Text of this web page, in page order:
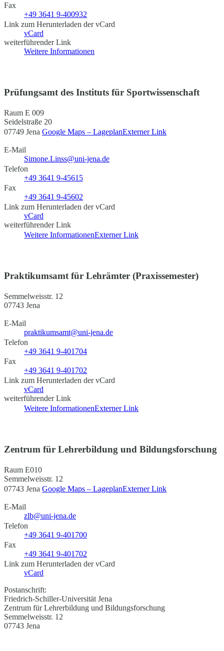
Fax
+49 3641 9-400932
Link zum Herunterladen der vCard
vCard
weiterführender Link
Weitere Informationen
Prüfungsamt des Instituts für Sportwissenschaft
Raum E 009
Seidelstraße 20
07749 Jena Google Maps – LageplanExterner Link
E-Mail
Simone.Linss@uni-jena.de
Telefon
+49 3641 9-45615
Fax
+49 3641 9-45602
Link zum Herunterladen der vCard
vCard
weiterführender Link
Weitere InformationenExterner Link
Praktikumsamt für Lehrämter (Praxissemester)
Semmelweisstr. 12
07743 Jena
E-Mail
praktikumsamt@uni-jena.de
Telefon
+49 3641 9-401704
Fax
+49 3641 9-401702
Link zum Herunterladen der vCard
vCard
weiterführender Link
Weitere InformationenExterner Link
Zentrum für Lehrerbildung und Bildungsforschung
Raum E010
Semmelweisstr. 12
07743 Jena Google Maps – LageplanExterner Link
E-Mail
zlb@uni-jena.de
Telefon
+49 3641 9-401700
Fax
+49 3641 9-401702
Link zum Herunterladen der vCard
vCard
Postanschrift:
Friedrich-Schiller-Universität Jena
Zentrum für Lehrerbildung und Bildungsforschung
Semmelweisstr. 12
07743 Jena